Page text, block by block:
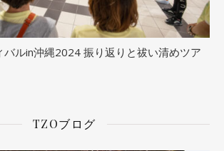
バルin沖縄2024 振り返りと祓い清めツア
TZOブログ